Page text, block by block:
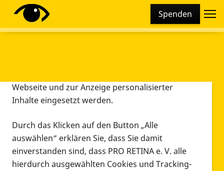
Spenden
Diese Webseite setzt verschiedene Cookies und
Tracking-Tools ein. Dies beinhaltet Cookies und
Webseite und zur Anzeige personalisierter
Inhalte eingesetzt werden.
Durch das Klicken auf den Button „Alle
auswählen“ erklären Sie, dass Sie damit
einverstanden sind, dass PRO RETINA e. V. alle
hierdurch ausgewählten Cookies und Tracking-